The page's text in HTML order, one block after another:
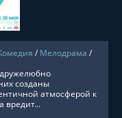
/ Мелодрама /
созданы
атмосферой к
вредит...